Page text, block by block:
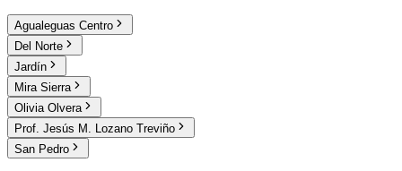
Agualeguas Centro
Del Norte
Jardín
Mira Sierra
Olivia Olvera
Prof. Jesús M. Lozano Treviño
San Pedro